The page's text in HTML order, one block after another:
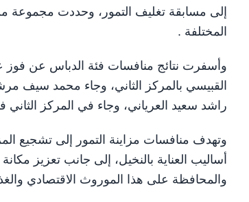
إلى مسابقة تغليف التمور، وحددت مجموعة
المختلفة .
وأسفرت نتائج منافسات فئة الدباس عن فوز
القبيسي بالمركز الثاني، وجاء محمد سيف
راشد سعيد العرياني، وجاء في المركز
وتهدف منافسات مزاينة التمور إلى تشجيع
أساليب العناية بالنخيل، إلى جانب تعزيز
والمحافظة على هذا الموروث الاقتصادي